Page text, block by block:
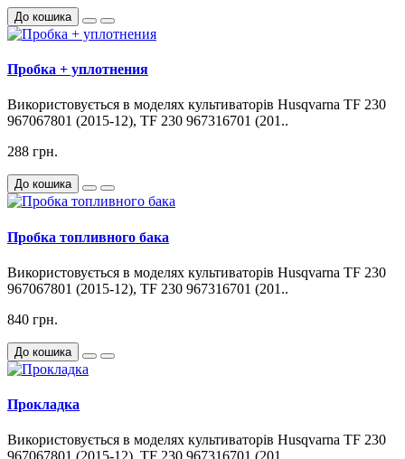
До кошика
Пробка + уплотнения
Використовується в моделях культиваторів Husqvarna TF 230
967067801 (2015-12), TF 230 967316701 (201..
288 грн.
До кошика
Пробка топливного бака
Використовується в моделях культиваторів Husqvarna TF 230
967067801 (2015-12), TF 230 967316701 (201..
840 грн.
До кошика
Прокладка
Використовується в моделях культиваторів Husqvarna TF 230